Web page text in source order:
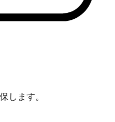
します。